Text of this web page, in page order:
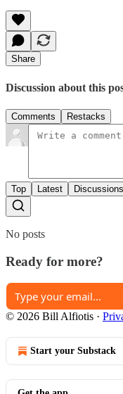
Share
Discussion about this
Comments Restacks
Top Latest Discussions
No posts
Ready for more?
© 2026 Bill Alfiotis ·
Start your Substack